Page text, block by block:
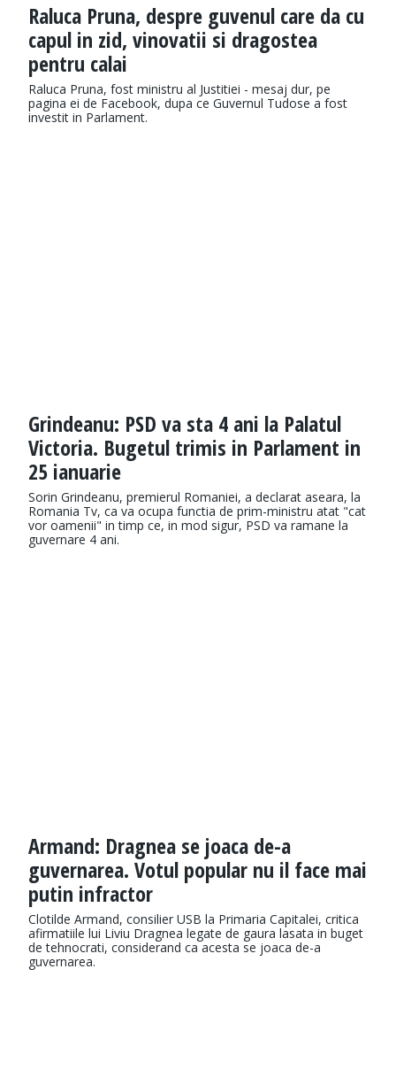
Raluca Pruna, despre guvenul care da cu
capul in zid, vinovatii si dragostea
pentru calai
Raluca Pruna, fost ministru al Justitiei - mesaj dur, pe
pagina ei de Facebook, dupa ce Guvernul Tudose a fost
investit in Parlament.
Grindeanu: PSD va sta 4 ani la Palatul
Victoria. Bugetul trimis in Parlament in
25 ianuarie
Sorin Grindeanu, premierul Romaniei, a declarat aseara, la
Romania Tv, ca va ocupa functia de prim-ministru atat "cat
vor oamenii" in timp ce, in mod sigur, PSD va ramane la
guvernare 4 ani.
Armand: Dragnea se joaca de-a
guvernarea. Votul popular nu il face mai
putin infractor
Clotilde Armand, consilier USB la Primaria Capitalei, critica
afirmatiile lui Liviu Dragnea legate de gaura lasata in buget
de tehnocrati, considerand ca acesta se joaca de-a
guvernarea.